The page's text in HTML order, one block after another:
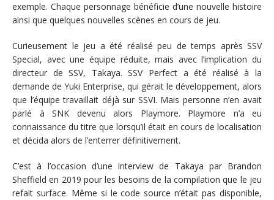
exemple. Chaque personnage bénéficie d’une nouvelle histoire
ainsi que quelques nouvelles scènes en cours de jeu.
Curieusement le jeu a été réalisé peu de temps après SSV
Special, avec une équipe réduite, mais avec l’implication du
directeur de SSV, Takaya. SSV Perfect a été réalisé à la
demande de Yuki Enterprise, qui gérait le développement, alors
que l’équipe travaillait déjà sur SSVI. Mais personne n’en avait
parlé à SNK devenu alors Playmore. Playmore n’a eu
connaissance du titre que lorsqu’il était en cours de localisation
et décida alors de l’enterrer définitivement.
C’est à l’occasion d’une interview de Takaya par Brandon
Sheffield en 2019 pour les besoins de la compilation que le jeu
refait surface. Même si le code source n’était pas disponible,